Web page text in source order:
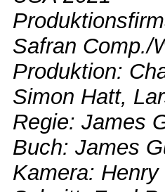
Safran Comp./
Produktion:
Simon Hatt,
Regie: James
Buch: James
Kamera: